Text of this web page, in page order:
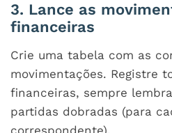
3. Lance as
financeiras
Crie uma tabela com as
movimentações. Registre
financeiras, sempre
partidas dobradas (para